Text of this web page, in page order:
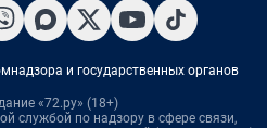
и государственных органов
«72.ру» (18+)
службой по надзору в сфере связи,